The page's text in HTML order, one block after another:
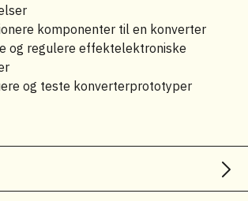
komponenter til en konverter
og regulere effektelektroniske
og teste konverterprototyper